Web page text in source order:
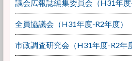
議会広報誌編集委員会（H31年度-
全員協議会（H31年度-R2年度）
市政調査研究会（H31年度-R2年